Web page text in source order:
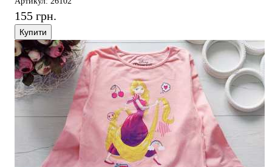
155 грн.
Купити